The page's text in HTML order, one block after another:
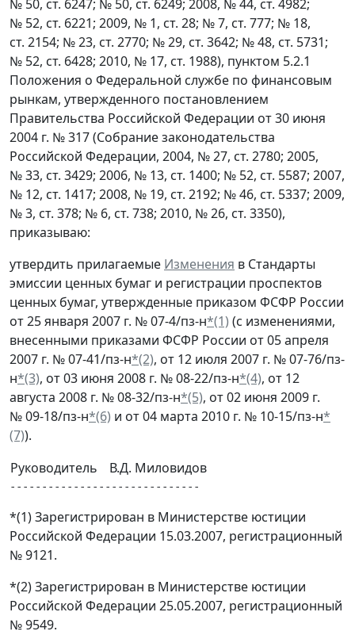
№ 50, ст. 6247; № 50, ст. 6249; 2008, № 44, ст. 4982;
№ 52, ст. 6221; 2009, № 1, ст. 28; № 7, ст. 777; № 18,
ст. 2154; № 23, ст. 2770; № 29, ст. 3642; № 48, ст. 5731;
№ 52, ст. 6428; 2010, № 17, ст. 1988), пунктом 5.2.1
Положения о Федеральной службе по финансовым
рынкам, утвержденного постановлением
Правительства Российской Федерации от 30 июня
2004 г. № 317 (Собрание законодательства
Российской Федерации, 2004, № 27, ст. 2780; 2005,
№ 33, ст. 3429; 2006, № 13, ст. 1400; № 52, ст. 5587; 2007,
№ 12, ст. 1417; 2008, № 19, ст. 2192; № 46, ст. 5337; 2009,
№ 3, ст. 378; № 6, ст. 738; 2010, № 26, ст. 3350),
приказываю:
утвердить прилагаемые Изменения в Стандарты
эмиссии ценных бумаг и регистрации проспектов
ценных бумаг, утвержденные приказом ФСФР России
от 25 января 2007 г. № 07-4/пз-н*(1) (с изменениями,
внесенными приказами ФСФР России от 05 апреля
2007 г. № 07-41/пз-н*(2), от 12 июля 2007 г. № 07-76/пз-
н*(3), от 03 июня 2008 г. № 08-22/пз-н*(4), от 12
августа 2008 г. № 08-32/пз-н*(5), от 02 июня 2009 г.
№ 09-18/пз-н*(6) и от 04 марта 2010 г. № 10-15/пз-н*
(7)).
Руководитель
В.Д. Миловидов
*(1) Зарегистрирован в Министерстве юстиции
Российской Федерации 15.03.2007, регистрационный
№ 9121.
*(2) Зарегистрирован в Министерстве юстиции
Российской Федерации 25.05.2007, регистрационный
№ 9549.